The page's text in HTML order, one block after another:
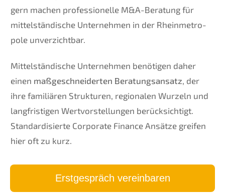
gern machen profes­sio­nel­le M&A-Beratung für
mittel­stän­di­sche Unter­neh­men in der Rhein­me­tro­
po­le unverzichtbar.
Mittel­stän­di­sche Unter­neh­men benöti­gen daher
einen maßge­schnei­der­ten Beratungs­an­satz , der
ihre familiä­ren Struk­tu­ren, regio­na­len Wurzeln und
langfris­ti­gen Wertvor­stel­lun­gen berück­sich­tigt.
Standar­di­sier­te Corpo­ra­te Finan­ce Ansät­ze greifen
hier oft zu kurz.
Erstge­spräch vereinbaren